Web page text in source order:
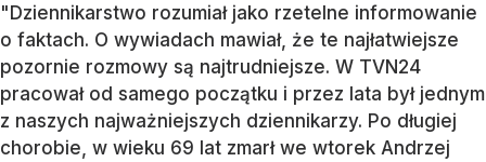
"Dziennikarstwo rozumiał jako rzetelne informowanie
o faktach. O wywiadach mawiał, że te najłatwiejsze
pozornie rozmowy są najtrudniejsze. W TVN24
pracował od samego początku i przez lata był jednym
z naszych najważniejszych dziennikarzy. Po długiej
chorobie, w wieku 69 lat zmarł we wtorek Andrzej